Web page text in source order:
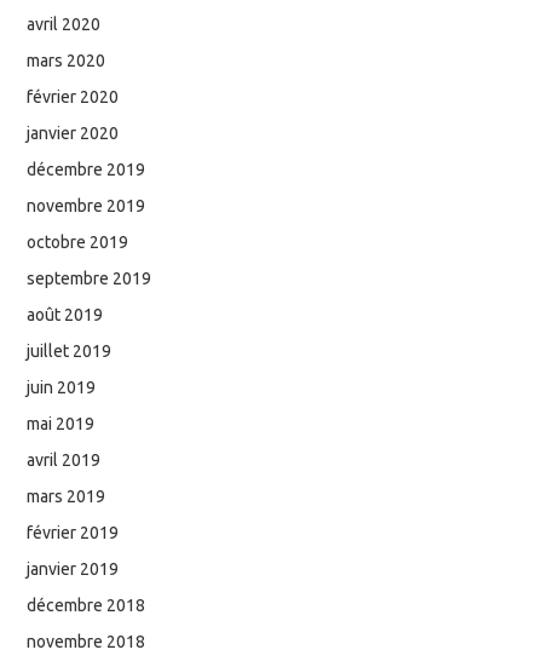
avril 2020
mars 2020
février 2020
janvier 2020
décembre 2019
novembre 2019
octobre 2019
septembre 2019
août 2019
juillet 2019
juin 2019
mai 2019
avril 2019
mars 2019
février 2019
janvier 2019
décembre 2018
novembre 2018